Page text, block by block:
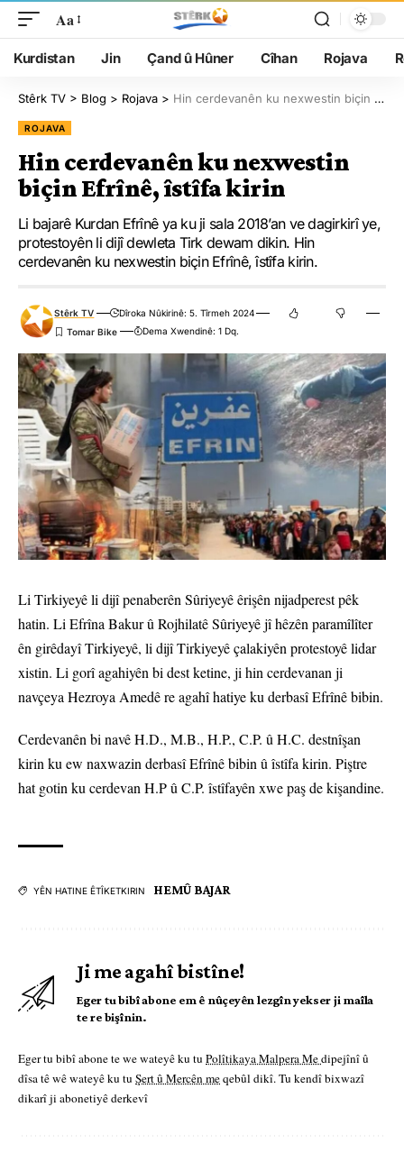
Aa
Kurdistan Jin Çand û Hûner Cîhan Rojava
Stêrk TV > Blog > Rojava > Hin cerdevanên ku nexwestin biçin Efrînê, îstîfa kirin
ROJAVA
Hin cerdevanên ku nexwestin
biçin Efrînê, îstîfa kirin
Li bajarê Kurdan Efrînê ya ku ji sala 2018’an ve dagirkirî ye,
protestoyên li dijî dewleta Tirk dewam dikin. Hin
cerdevanên ku nexwestin biçin Efrînê, îstîfa kirin.
Stêrk TV
Dîroka Nûkirinê: 5. Tîrmeh 2024
Dema Xwendinê: 1 Dq.
Li Tirkiyeyê li dijî penaberên Sûriyeyê êrişên nijadperest pêk
hatin. Li Efrîna Bakur û Rojhilatê Sûriyeyê jî hêzên paramîlîter
ên girêdayî Tirkiyeyê, li dijî Tirkiyeyê çalakiyên protestoyê lidar
xistin. Li gorî agahiyên bi dest ketine, ji hin cerdevanan ji
navçeya Hezroya Amedê re agahî hatiye ku derbasî Efrînê bibin.
Cerdevanên bi navê H.D., M.B., H.P., C.P. û H.C. destnîşan
kirin ku ew naxwazin derbasî Efrînê bibin û îstîfa kirin. Piştre
hat gotin ku cerdevan H.P û C.P. îstîfayên xwe paş de kişandine.
YÊN HATINE ÊTÎKETKIRIN HEMÛ BAJAR
Ji me agahî bistîne!
Eger tu bibî abone em ê nûçeyên lezgîn yekser ji maîla
te re bişînin.
Eger tu bibî abone te we wateyê ku tu Polîtikaya Malpera Medipejînî û
dîsa tê wê wateyê ku tu Şert û Mercên meqebûl dikî. Tu kendî bixwazî
dikarî ji abonetiyê derkevî